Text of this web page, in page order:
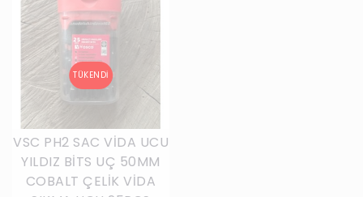
VSC PH2 SAC VİDA UCU
YILDIZ BİTS UÇ 50MM
COBALT ÇELİK VİDA